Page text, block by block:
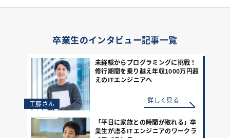
卒業生のインタビュー記事一覧
工藤さん
未経験からプログラミングに挑戦！
修行期間を乗り越え年収1000万円超
えのITエンジニアへ
詳しく見る
「平日に家族との時間が取れる」卒
業生が語るITエンジニアのワークラ